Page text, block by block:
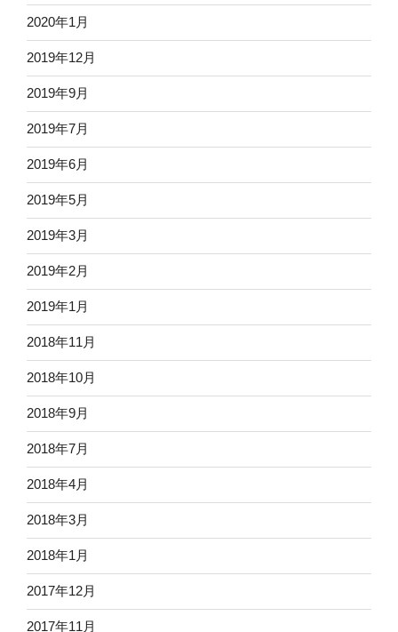
2020年1月
2019年12月
2019年9月
2019年7月
2019年6月
2019年5月
2019年3月
2019年2月
2019年1月
2018年11月
2018年10月
2018年9月
2018年7月
2018年4月
2018年3月
2018年1月
2017年12月
2017年11月